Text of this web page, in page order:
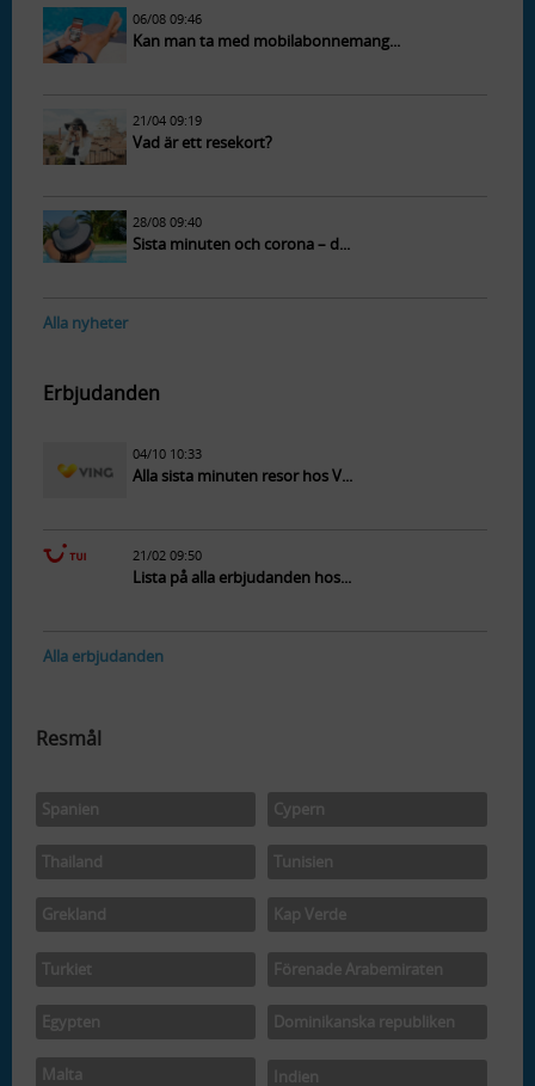
06/08 09:46
Kan man ta med mobilabonnemang...
21/04 09:19
Vad är ett resekort?
28/08 09:40
Sista minuten och corona – d...
Alla nyheter
Erbjudanden
04/10 10:33
Alla sista minuten resor hos V...
21/02 09:50
Lista på alla erbjudanden hos...
Alla erbjudanden
Resmål
Spanien
Thailand
Grekland
Turkiet
Egypten
Malta
Cypern
Tunisien
Kap Verde
Förenade Arabemiraten
Dominikanska republiken
Indien